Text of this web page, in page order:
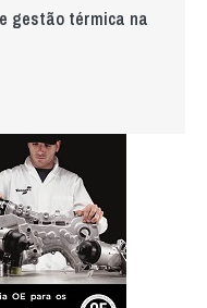
gestão térmica na